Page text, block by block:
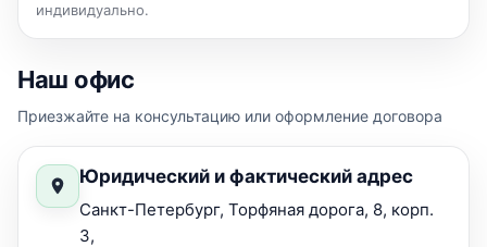
индивидуально.
Наш офис
Приезжайте на консультацию или оформление договора
Юридический и фактический адрес
Санкт-Петербург, Торфяная дорога, 8, корп.
3,